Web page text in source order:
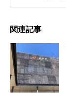
関連記事